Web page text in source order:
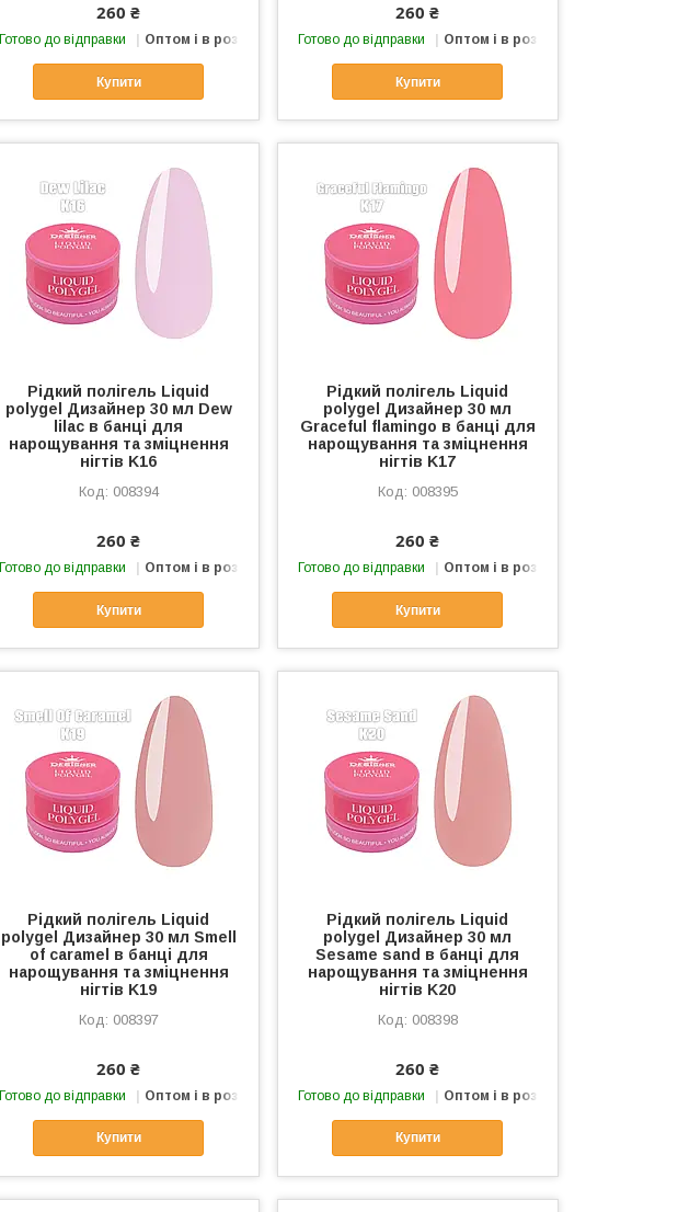
260 ₴
Готово до відправки Оптом і в роздріб
Купити
260 ₴
Готово до відправки Оптом і в роздріб
Купити
Рідкий полігель Liquid
polygel Дизайнер 30 мл Dew
lilac в банці для
нарощування та зміцнення
нігтів K16
008394
260 ₴
Готово до відправки Оптом і в роздріб
Купити
Рідкий полігель Liquid
polygel Дизайнер 30 мл
Graceful flamingo в банці для
нарощування та зміцнення
нігтів K17
008395
260 ₴
Готово до відправки Оптом і в роздріб
Купити
Рідкий полігель Liquid
polygel Дизайнер 30 мл Smell
of caramel в банці для
нарощування та зміцнення
нігтів K19
008397
260 ₴
Готово до відправки Оптом і в роздріб
Купити
Рідкий полігель Liquid
polygel Дизайнер 30 мл
Sesame sand в банці для
нарощування та зміцнення
нігтів K20
008398
260 ₴
Готово до відправки Оптом і в роздріб
Купити